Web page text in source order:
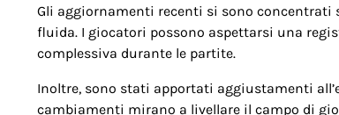
Gli aggiornamenti recenti si sono concentrati
fluida. I giocatori possono aspettarsi una
complessiva durante le partite.
Inoltre, sono stati apportati aggiustamenti
cambiamenti mirano a livellare il campo di